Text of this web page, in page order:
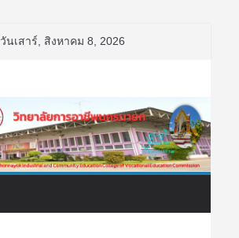
วันเสาร์, สิงหาคม 8, 2026